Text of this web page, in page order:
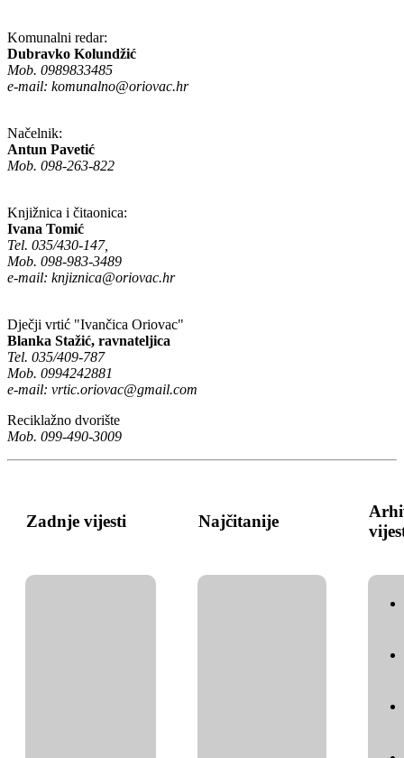
Komunalni redar:
Dubravko Kolundžić
Mob. 0989833485
e-mail: komunalno@oriovac.hr
Načelnik:
Antun Pavetić
Mob. 098-263-822
Knjižnica i čitaonica:
Ivana Tomić
Tel. 035/430-147,
Mob. 098-983-3489
e-mail: knjiznica@oriovac.hr
Dječji vrtić "Ivančica Oriovac"
Blanka Stažić, ravnateljica
Tel. 035/409-787
Mob. 0994242881
e-mail: vrtic.oriovac@gmail.com
Reciklažno dvorište
Mob. 099-490-3009
Zadnje vijesti Najčitanije